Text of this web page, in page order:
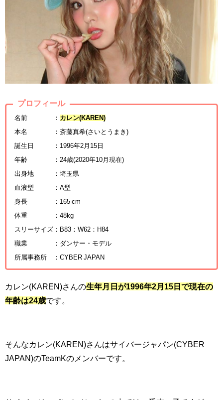
プロフィール
名前 ： カレン(KAREN)
本名 ：斎藤真希(さいとうまき)
誕生日 ：1996年2月15日
年齢 ：24歳(2020年10月現在)
出身地 ：埼玉県
血液型 ：A型
身長 ：165 cm
体重 ：48kg
スリーサイズ：B83：W62：H84
職業 ：ダンサー・モデル
所属事務所 ：CYBER JAPAN
カレン(KAREN)さんの生年月日が1996年2月15日で現在の
年齢は24歳です。
そんなカレン(KAREN)さんはサイバージャパン(CYBER
JAPAN)のTeamKのメンバーです。